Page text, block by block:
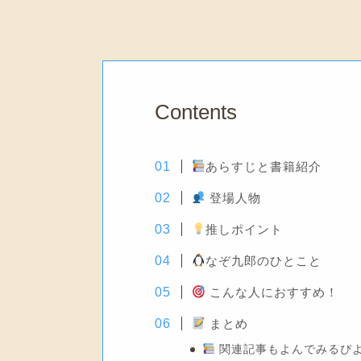
Contents
あらすじと書籍紹介
登場人物
推しポイント
なぞ九郎のひとこと
こんな人におすすめ！
まとめ
関連記事もよんでみるぴよ